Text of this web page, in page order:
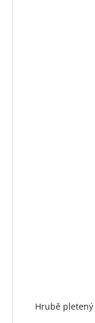
Hrubě pletený